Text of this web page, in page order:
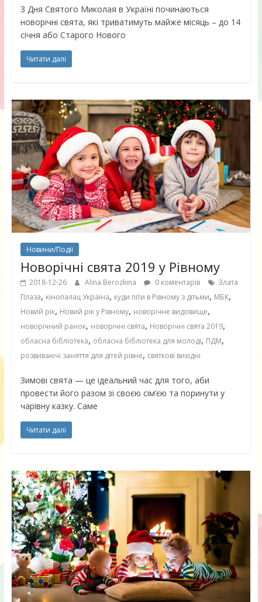
З Дня Святого Миколая в Україні починаються
новорічні свята, які триватимуть майже місяць – до 14
січня або Старого Нового
Читати далі
Новини/Події
Новорічні свята 2019 у Рівному
2018-12-26 Alina Berozkina 0 коментарів
Злата
Плаза, кінопалац Україна, куди піти в Рівному з дітьми, МБК,
Новий рік, Новий рік у Рівному, новорічне видовище,
новорічний ранок, новорічні свята, Новорічні свята 2019,
обласна бібліотека, обласна бібліотека для молоді, ПДМ,
розвиваючі заняття для дітей рівне, святкові вихідні
Зимові свята — це ідеальний час для того, аби
провести його разом зі своєю сім’єю та поринути у
чарівну казку. Саме
Читати далі